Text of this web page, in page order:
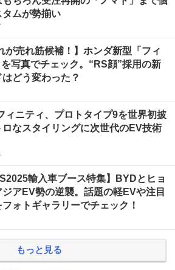
タムが勢揃い
が売れ筋候補！】ホンダ新型「フィ
写真でチェック。“RS顔”採用の新
どう変わった？
ィニティ、プロトタイプ9を世界初披
なスタイリングに次世代のEV技術
輸入車ブース特集】BYDとヒョ
ジアEV勢の逆襲。話題の軽EVや注目
ォトギャラリーでチェック！
もっと見る